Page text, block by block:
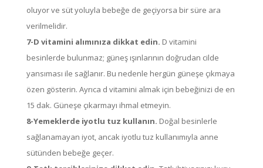
oluyor ve süt yoluyla bebeğe de geçiyorsa bir süre ara
verilmelidir.
7-D vitamini alımınıza dikkat edin. D vitamini
besinlerde bulunmaz; güneş ışınlarının doğrudan cilde
yansıması ile sağlanır. Bu nedenle hergün güneşe çıkmaya
özen gösterin. Ayrıca d vitamini almak için bebeğinizi de en
15 dak. Güneşe çıkarmayı ihmal etmeyin.
8-Yemeklerde iyotlu tuz kullanın. Doğal besinlerle
sağlanamayan iyot, ancak iyotlu tuz kullanımıyla anne
sütünden bebeğe geçer.